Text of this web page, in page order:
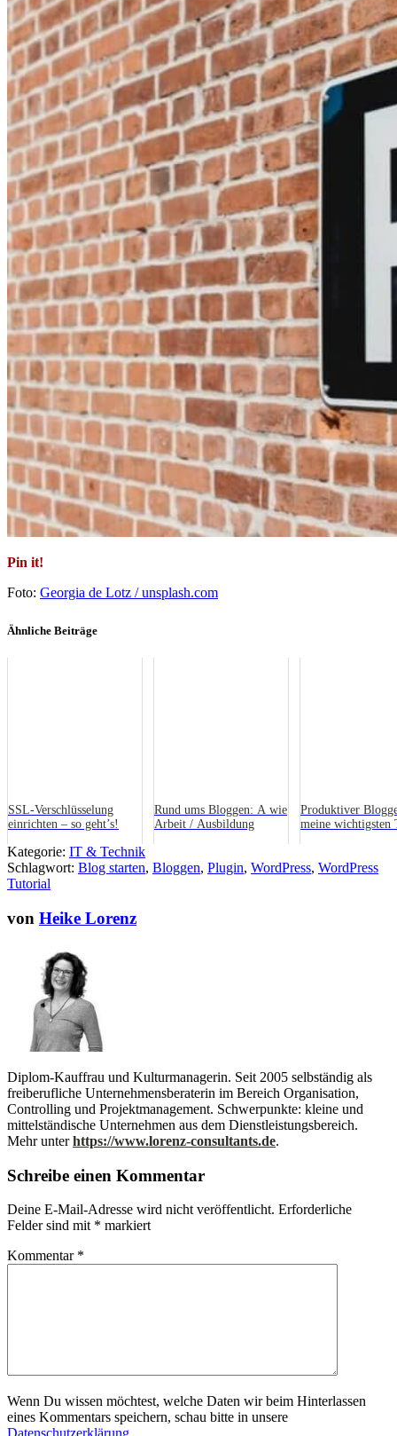
Pin it!
Foto: Georgia de Lotz / unsplash.com
Ähnliche Beiträge
SSL-Verschlüsselung
einrichten – so geht’s!
Rund ums Bloggen: A wie
Arbeit / Ausbildung
Produktiver
meine wichtigsten
Kategorie: IT & Technik
Schlagwort: Blog starten, Bloggen, Plugin, WordPress, WordPress
Tutorial
von Heike Lorenz
Diplom-Kauffrau und Kulturmanagerin. Seit 2005 selbständig als
freiberufliche Unternehmensberaterin im Bereich Organisation,
Controlling und Projektmanagement. Schwerpunkte: kleine und
mittelständische Unternehmen aus dem Dienstleistungsbereich.
Mehr unterhttps://www.lorenz-consultants.de.
Schreibe einen Kommentar
Deine E-Mail-Adresse wird nicht veröffentlicht. Erforderliche
Felder sind mit * markiert
Kommentar *
Wenn Du wissen möchtest, welche Daten wir beim Hinterlassen
eines Kommentars speichern, schau bitte in unsere